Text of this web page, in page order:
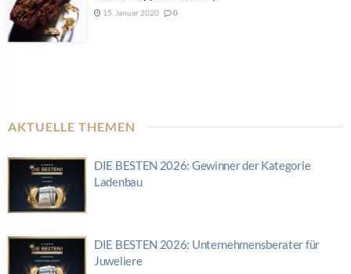
15. Januar 2020 0
AKTUELLE THEMEN
DIE BESTEN 2026: Gewinner der Kategorie
Ladenbau
DIE BESTEN 2026: Unternehmensberater für
Juweliere